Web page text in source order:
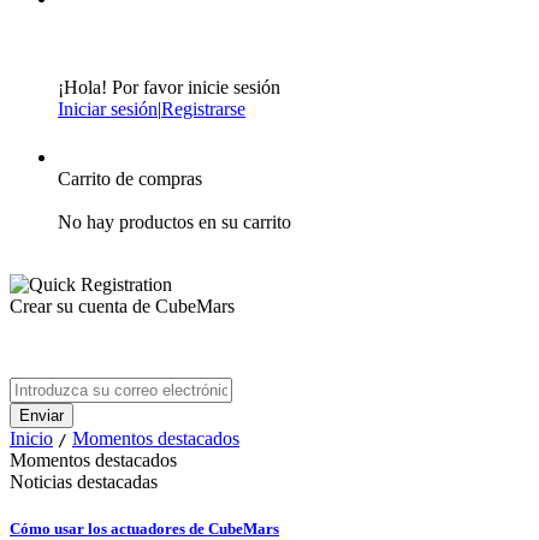
¡Hola! Por favor inicie sesión
Iniciar sesión|Registrarse
Carrito de compras
No hay productos en su carrito
Crear su cuenta de CubeMars
Inicio / Momentos destacados
Momentos destacados
Noticias destacadas
Cómo usar los actuadores de CubeMars